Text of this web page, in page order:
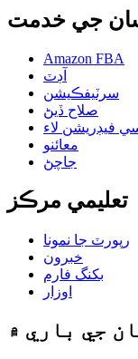
جي خدمت
Amazon FBA
آڊٽ
سرٽيفڪيشن
صلاح ڏيڻ
معائنو
جاچڻ
تعليمي مرڪز
رپورٽ جا نمونا
خبرون
بکنگ فارم
اوزار
جي باري ۾